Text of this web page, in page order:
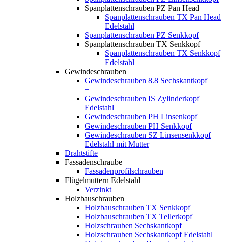
Spanplattenschrauben PZ Pan Head
Spanplattenschrauben TX Pan Head
Edelstahl
Spanplattenschrauben PZ Senkkopf
Spanplattenschrauben TX Senkkopf
Spanplattenschrauben TX Senkkopf
Edelstahl
Gewindeschrauben
Gewindeschrauben 8.8 Sechskantkopf
+
Gewindeschrauben IS Zylinderkopf
Edelstahl
Gewindeschrauben PH Linsenkopf
Gewindeschrauben PH Senkkopf
Gewindeschrauben SZ Linsensenkkopf
Edelstahl mit Mutter
Drahtstifte
Fassadenschraube
Fassadenprofilschrauben
Flügelmuttern Edelstahl
Verzinkt
Holzbauschrauben
Holzbauschrauben TX Senkkopf
Holzbauschrauben TX Tellerkopf
Holzschrauben Sechskantkopf
Holzschrauben Sechskantkopf Edelstahl